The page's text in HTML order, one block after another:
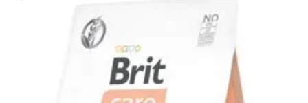
Dárkové poukazy
(Po–Pá, 9–19h; So–Ne, 9–14h)